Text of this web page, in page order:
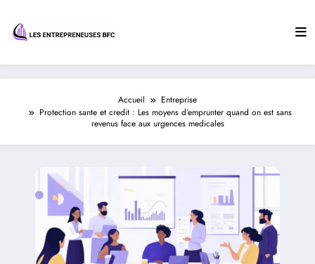
contenu
Accueil
Entreprise
Protection sante et credit : Les moyens d’emprunter quand on est sans
revenus face aux urgences medicales